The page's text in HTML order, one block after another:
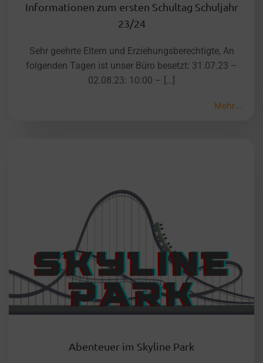
Informationen zum ersten Schultag Schuljahr
23/24
Sehr geehrte Eltern und Erziehungsberechtigte, An
folgenden Tagen ist unser Büro besetzt: 31.07.23 –
02.08.23: 10:00 – […]
Mehr...
Abenteuer im Skyline Park